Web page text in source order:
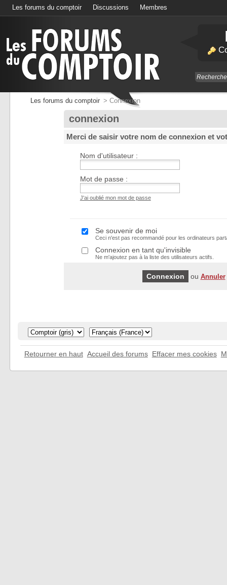
Les forums du comptoir Discussions Membres
Les forums du comptoir > Connexion
connexion
Merci de saisir votre nom de connexion et
Nom d'utilisateur :
Mot de passe :
J'ai oublié mon mot de passe
Se souvenir de moi
Ceci n'est pas recommandé pour les ordinateurs
Connexion en tant qu'invisible
Ne m'ajoutez pas à la liste des utilisateurs actifs.
ou Annuler
Retourner en haut Accueil des forums Effacer mes cookies